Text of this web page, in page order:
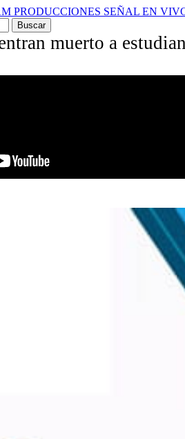
PRODUCCIONES SEÑAL EN
muerto a